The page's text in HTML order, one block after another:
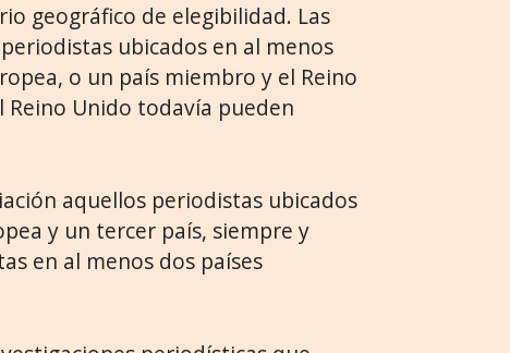
geográfico de elegibilidad. Las
ubicados en al menos
o un país miembro y el Reino
Reino Unido todavía pueden
aquellos periodistas ubicados
y un tercer país, siempre y
en al menos dos países